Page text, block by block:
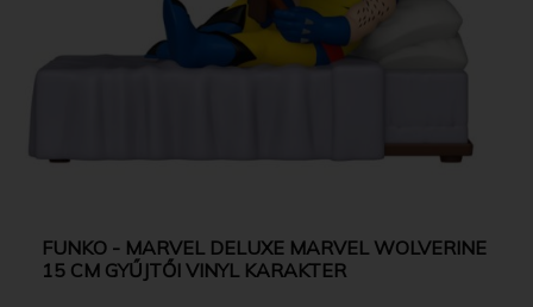
FUNKO - MARVEL DELUXE MARVEL WOLVERINE
15 CM GYŰJTŐI VINYL KARAKTER